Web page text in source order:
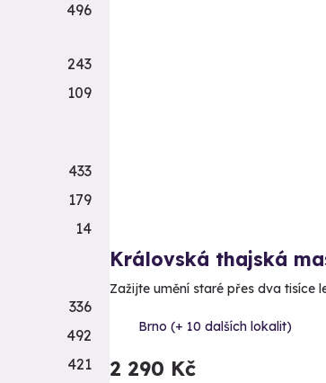
Královská thajská
Zažijte umění staré přes dva tisíce
Brno (+ 10 dalších lokalit)
2 290 Kč
496
243
109
433
179
14
336
492
421